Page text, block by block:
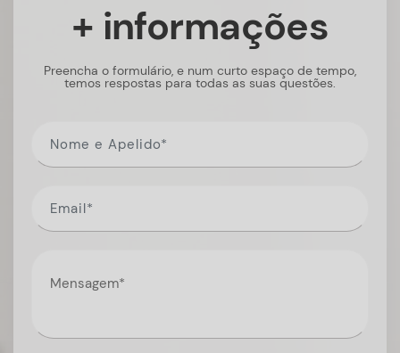
+ informações
Preencha o formulário, e num curto espaço de tempo,
temos respostas para todas as suas questões.